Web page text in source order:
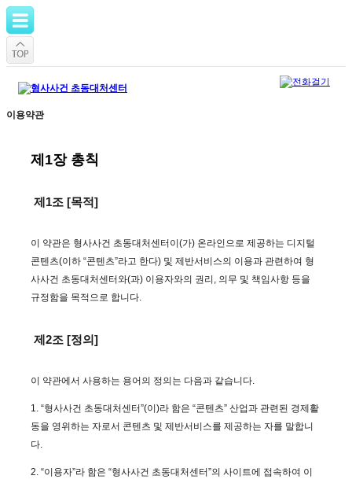
이용약관
제1장 총칙
제1조 [목적]
이 약관은 형사사건 초동대처센터이(가) 온라인으로 제공하는 디지털
콘텐츠(이하 “콘텐츠”라고 한다) 및 제반서비스의 이용과 관련하여 형
사사건 초동대처센터와(과) 이용자와의 권리, 의무 및 책임사항 등을
규정함을 목적으로 합니다.
제2조 [정의]
이 약관에서 사용하는 용어의 정의는 다음과 같습니다.
1. “형사사건 초동대처센터”(이)라 함은 “콘텐츠” 산업과 관련된 경제활
동을 영위하는 자로서 콘텐츠 및 제반서비스를 제공하는 자를 말합니
다.
2. “이용자”라 함은 “형사사건 초동대처센터”의 사이트에 접속하여 이